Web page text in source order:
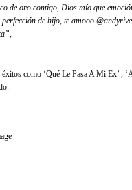
de oro contigo, Dios mío que
de hijo, te amooo
como ‘Qué Le Pasa A Mi Ex’ ,